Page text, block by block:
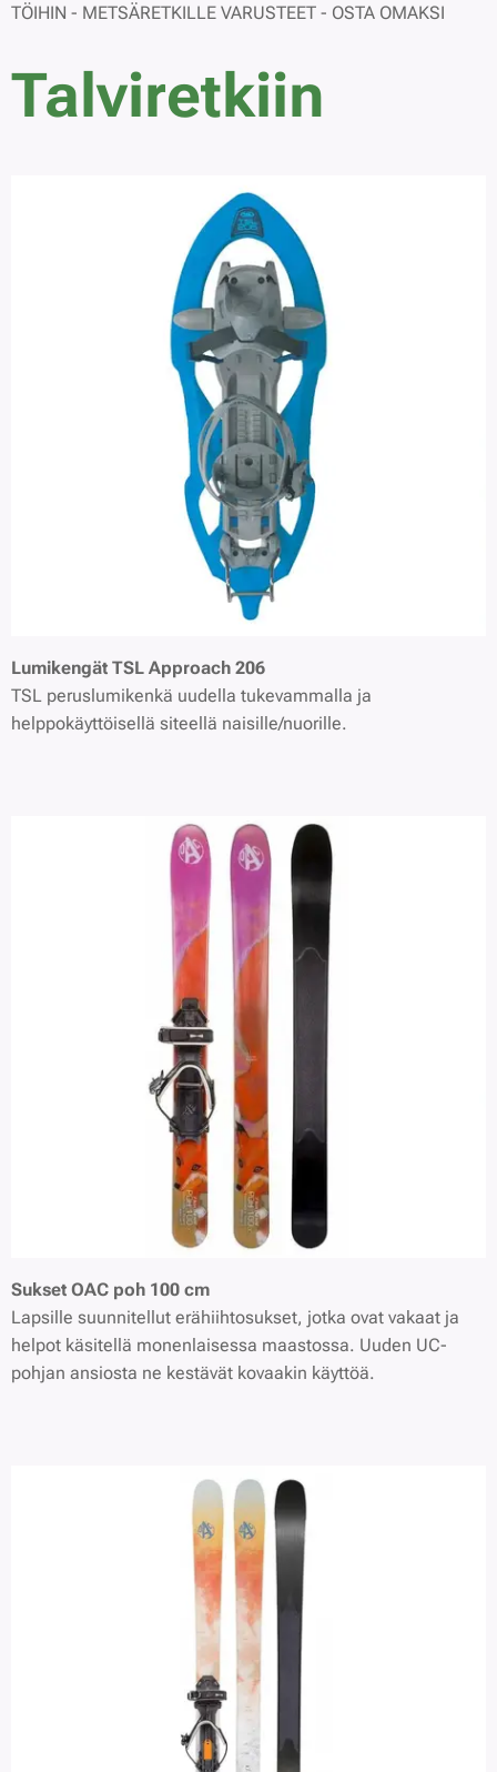
TÖIHIN - METSÄRETKILLE VARUSTEET - OSTA OMAKSI
Talviretkiin
Lumikengät TSL Approach 206
TSL peruslumikenkä uudella tukevammalla ja
helppokäyttöisellä siteellä naisille/nuorille.
Sukset OAC poh 100 cm
Lapsille suunnitellut erähiihtosukset, jotka ovat vakaat ja
helpot käsitellä monenlaisessa maastossa. Uuden UC-
pohjan ansiosta ne kestävät kovaakin käyttöä.